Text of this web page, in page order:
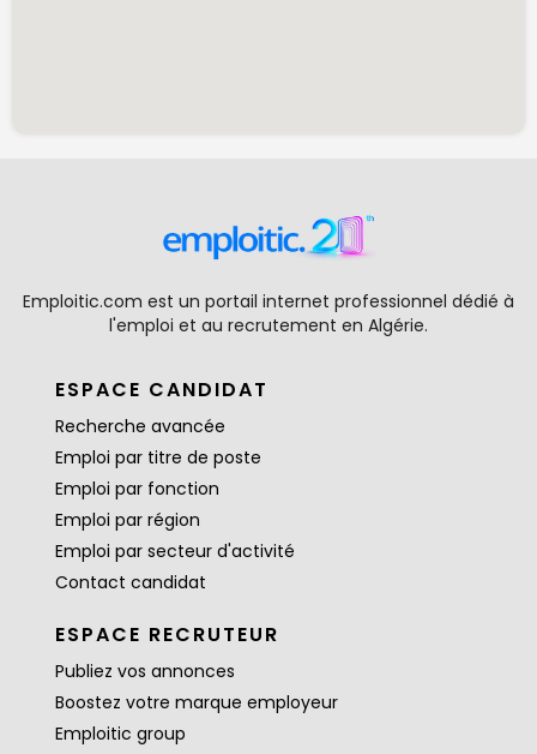
Emploitic.com est un portail internet professionnel dédié à
l'emploi et au recrutement en Algérie.
ESPACE CANDIDAT
Recherche avancée
Emploi par titre de poste
Emploi par fonction
Emploi par région
Emploi par secteur d'activité
Contact candidat
ESPACE RECRUTEUR
Publiez vos annonces
Boostez votre marque employeur
Emploitic group